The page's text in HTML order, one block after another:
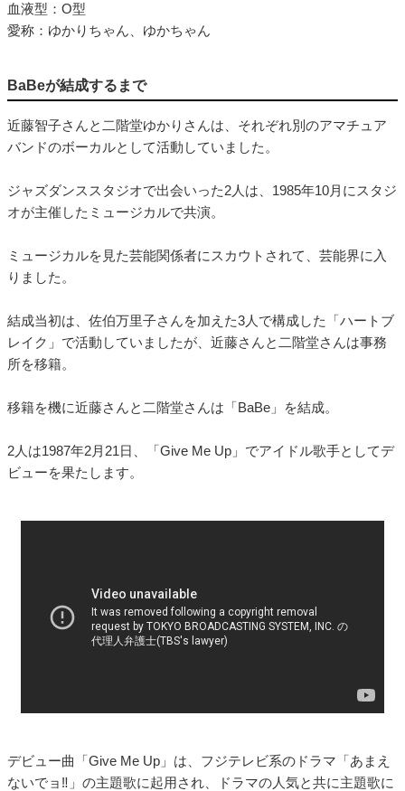
血液型：O型
愛称：ゆかりちゃん、ゆかちゃん
BaBeが結成するまで
近藤智子さんと二階堂ゆかりさんは、それぞれ別のアマチュア
バンドのボーカルとして活動していました。
ジャズダンススタジオで出会いった2人は、1985年10月にスタジ
オが主催したミュージカルで共演。
ミュージカルを見た芸能関係者にスカウトされて、芸能界に入
りました。
結成当初は、佐伯万里子さんを加えた3人で構成した「ハートブ
レイク」で活動していましたが、近藤さんと二階堂さんは事務
所を移籍。
移籍を機に近藤さんと二階堂さんは「BaBe」を結成。
2人は1987年2月21日、「Give Me Up」でアイドル歌手としてデ
ビューを果たします。
デビュー曲「Give Me Up」は、フジテレビ系のドラマ「あまえ
ないでョ‼」の主題歌に起用され、ドラマの人気と共に主題歌に